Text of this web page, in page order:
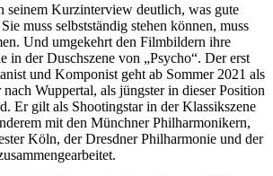
seinem Kurzinterview deutlich, was gute
muss selbstständig stehen können, muss
Und umgekehrt den Filmbildern ihre
in der Duschszene von „Psycho“. Der erst
und Komponist geht ab Sommer 2021 als
Wuppertal, als jüngster in dieser Position
Er gilt als Shootingstar in der Klassikszene
mit den Münchner Philharmonikern,
Köln, der Dresdner Philharmonie und der